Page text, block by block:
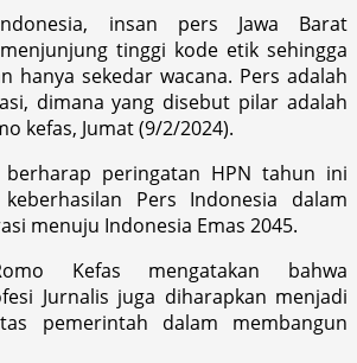
insan pers Jawa Barat
tinggi kode etik sehingga
hanya sekedar wacana. Pers adalah
dimana yang disebut pilar adalah
kefas, Jumat (9/2/2024).
berharap peringatan HPN tahun ini
Pers Indonesia dalam
menuju Indonesia Emas 2045.
Kefas mengatakan bahwa
Jurnalis juga diharapkan menjadi
pemerintah dalam membangun